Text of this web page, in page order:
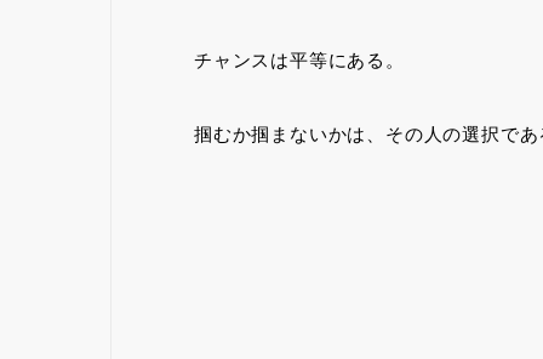
チャンスは平等にある。
掴むか掴まないかは、その人の選択であ